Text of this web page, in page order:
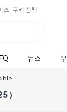
스 쿠키 정책
뉴스
）